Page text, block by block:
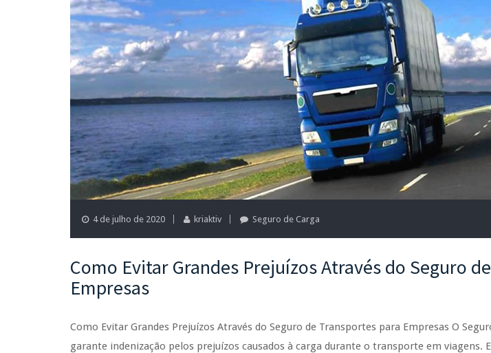
4 de julho de 2020 kriaktiv Seguro de Carga
Como Evitar Grandes Prejuízos Através do Seguro
Empresas
Como Evitar Grandes Prejuízos Através do Seguro de Transportes para Empresas O
garante indenização pelos prejuízos causados à carga durante o transporte em viagens.